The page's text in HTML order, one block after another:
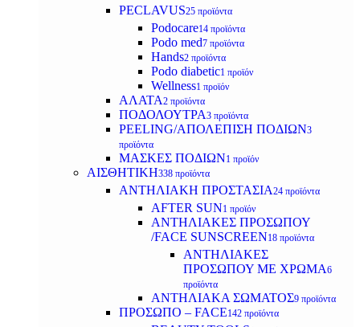
PECLAVUS25 προϊόντα
Podocare14 προϊόντα
Podo med7 προϊόντα
Hands2 προϊόντα
Podo diabetic1 προϊόν
Wellness1 προϊόν
ΑΛΑΤΑ2 προϊόντα
ΠΟΔΟΛΟΥΤΡΑ3 προϊόντα
PEELING/ΑΠΟΛΕΠΙΣΗ ΠΟΔΙΩΝ3
προϊόντα
ΜΑΣΚΕΣ ΠΟΔΙΩΝ1 προϊόν
ΑΙΣΘΗΤΙΚΗ338 προϊόντα
ΑΝΤΗΛΙΑΚΗ ΠΡΟΣΤΑΣΙΑ24 προϊόντα
AFTER SUN1 προϊόν
ΑΝΤΗΛΙΑΚΕΣ ΠΡΟΣΩΠΟΥ
/FACE SUNSCREEN18 προϊόντα
ΑΝΤΗΛΙΑΚΕΣ
ΠΡΟΣΩΠΟΥ ΜΕ ΧΡΩΜΑ6
προϊόντα
ΑΝΤΗΛΙΑΚΑ ΣΩΜΑΤΟΣ9 προϊόντα
ΠΡΟΣΩΠΟ – FACE142 προϊόντα